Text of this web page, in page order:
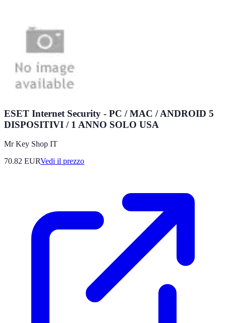
ESET Internet Security - PC / MAC / ANDROID 5
DISPOSITIVI / 1 ANNO SOLO USA
Mr Key Shop IT
70.82 EURVedi il prezzo